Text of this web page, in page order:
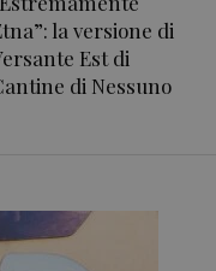
la versione di
Est di
di Nessuno